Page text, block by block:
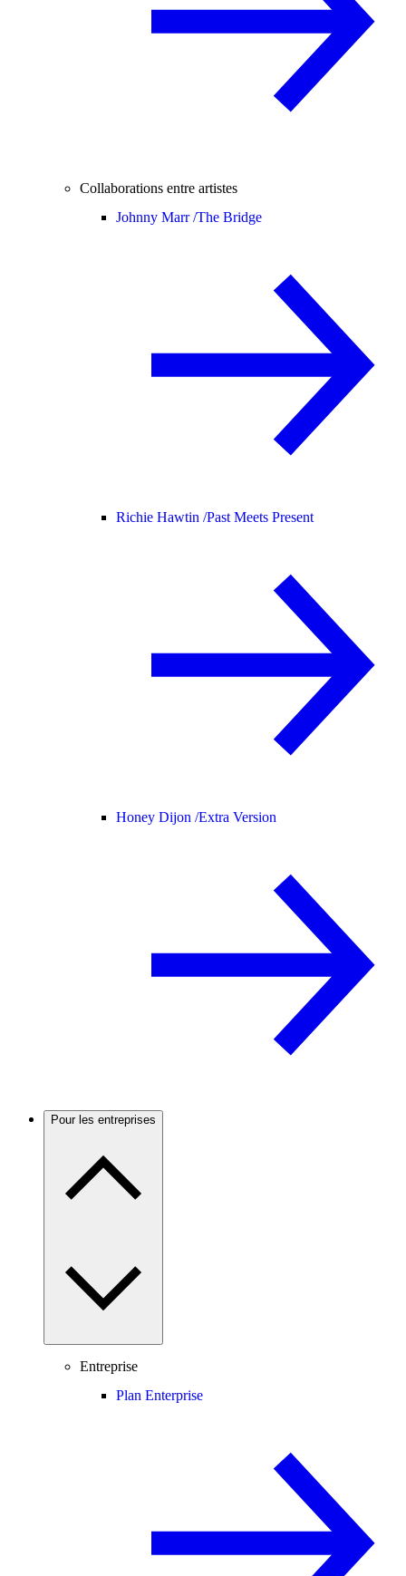
Collaborations entre artistes
Johnny Marr /The Bridge
Richie Hawtin /Past Meets Present
Honey Dijon /Extra Version
Pour les entreprises
Entreprise
Plan Enterprise